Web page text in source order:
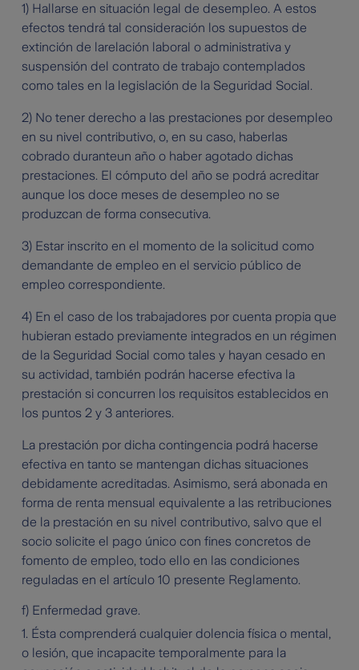
1) Hallarse en situación legal de desempleo. A estos
efectos tendrá tal consideración los supuestos de
extinción de larelación laboral o administrativa y
suspensión del contrato de trabajo contemplados
como tales en la legislación de la Seguridad Social.
2) No tener derecho a las prestaciones por desempleo
en su nivel contributivo, o, en su caso, haberlas
cobrado duranteun año o haber agotado dichas
prestaciones. El cómputo del año se podrá acreditar
aunque los doce meses de desempleo no se
produzcan de forma consecutiva.
3) Estar inscrito en el momento de la solicitud como
demandante de empleo en el servicio público de
empleo correspondiente.
4) En el caso de los trabajadores por cuenta propia que
hubieran estado previamente integrados en un régimen
de la Seguridad Social como tales y hayan cesado en
su actividad, también podrán hacerse efectiva la
prestación si concurren los requisitos establecidos en
los puntos 2 y 3 anteriores.
La prestación por dicha contingencia podrá hacerse
efectiva en tanto se mantengan dichas situaciones
debidamente acreditadas. Asimismo, será abonada en
forma de renta mensual equivalente a las retribuciones
de la prestación en su nivel contributivo, salvo que el
socio solicite el pago único con fines concretos de
fomento de empleo, todo ello en las condiciones
reguladas en el artículo 10 presente Reglamento.
f) Enfermedad grave.
1. Ésta comprenderá cualquier dolencia física o mental,
o lesión, que incapacite temporalmente para la